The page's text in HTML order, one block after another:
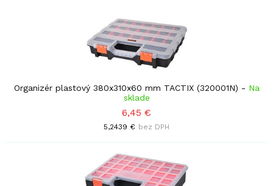
Organizér plastový 380x310x60 mm TACTIX (320001N) - Na
sklade
6,45 €
5,2439 € bez DPH